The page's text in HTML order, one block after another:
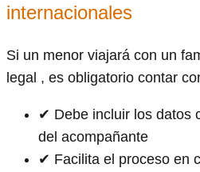
internacionales
Si un menor viajará con un
legal , es obligatorio contar
✔ Debe incluir los datos
del acompañante
✔ Facilita el proceso en